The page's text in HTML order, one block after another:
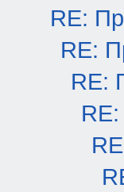
RE:
RE:
RE: